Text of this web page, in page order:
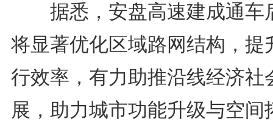
据悉，安盘高速建成通车
将显著优化区域路网结构，提
行效率，有力助推沿线经济社
展，助力城市功能升级与空间